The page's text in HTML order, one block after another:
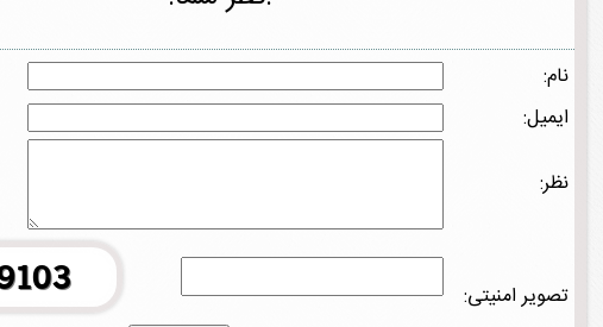
نام:
ایمیل:
نظر:
تصویر امنیتی: